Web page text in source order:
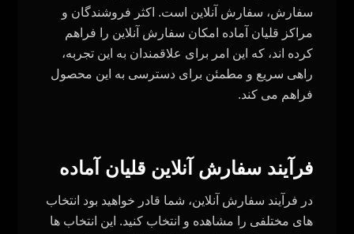
سفارش، سفارش آنلاین است. اکثر فروشندگان و
مراکز قلیان آماده امکان سفارش آنلاین را فراهم
کرده‌ اند، که این امر برای علاقمندان به این تجربه،
راهی سریع و مطمئن برای دسترسی به این محصول
فراهم می‌ کند.
فرآیند سفارش آنلاین قلیان آماده
در فرآیند سفارش آنلاین، شما قادر خواهید بود انتخاب
های مختلفی را مشاهده و انتخاب کنید. این انتخاب‌ ها